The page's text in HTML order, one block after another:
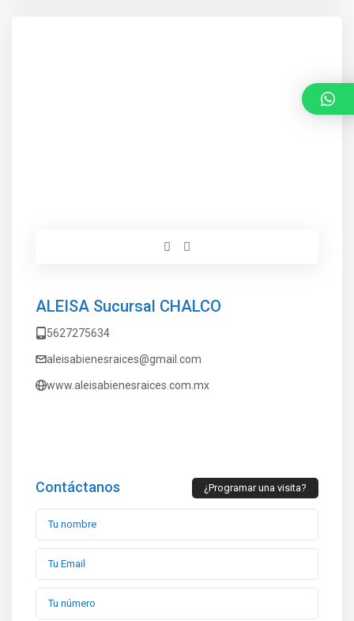
ALEISA Sucursal CHALCO
5627275634
aleisabienesraices@gmail.com
www.aleisabienesraices.com.mx
Contáctanos ¿Programar una visita?